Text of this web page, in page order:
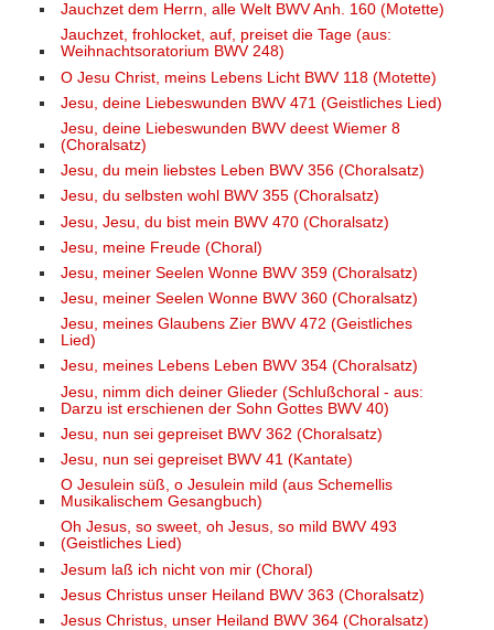
Jauchzet dem Herrn, alle Welt BWV Anh. 160 (Motette)
Jauchzet, frohlocket, auf, preiset die Tage (aus:
Weihnachtsoratorium BWV 248)
O Jesu Christ, meins Lebens Licht BWV 118 (Motette)
Jesu, deine Liebeswunden BWV 471 (Geistliches Lied)
Jesu, deine Liebeswunden BWV deest Wiemer 8
(Choralsatz)
Jesu, du mein liebstes Leben BWV 356 (Choralsatz)
Jesu, du selbsten wohl BWV 355 (Choralsatz)
Jesu, Jesu, du bist mein BWV 470 (Choralsatz)
Jesu, meine Freude (Choral)
Jesu, meiner Seelen Wonne BWV 359 (Choralsatz)
Jesu, meiner Seelen Wonne BWV 360 (Choralsatz)
Jesu, meines Glaubens Zier BWV 472 (Geistliches
Lied)
Jesu, meines Lebens Leben BWV 354 (Choralsatz)
Jesu, nimm dich deiner Glieder (Schlußchoral - aus:
Darzu ist erschienen der Sohn Gottes BWV 40)
Jesu, nun sei gepreiset BWV 362 (Choralsatz)
Jesu, nun sei gepreiset BWV 41 (Kantate)
O Jesulein süß, o Jesulein mild (aus Schemellis
Musikalischem Gesangbuch)
Oh Jesus, so sweet, oh Jesus, so mild BWV 493
(Geistliches Lied)
Jesum laß ich nicht von mir (Choral)
Jesus Christus unser Heiland BWV 363 (Choralsatz)
Jesus Christus, unser Heiland BWV 364 (Choralsatz)